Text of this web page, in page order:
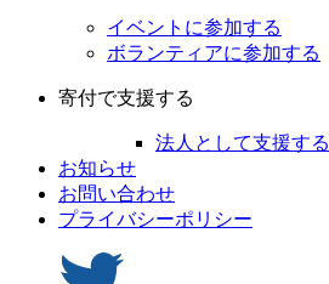
イベントに参加する
ボランティアに参加する
寄付で支援する
法人として支援する
お知らせ
お問い合わせ
プライバシーポリシー